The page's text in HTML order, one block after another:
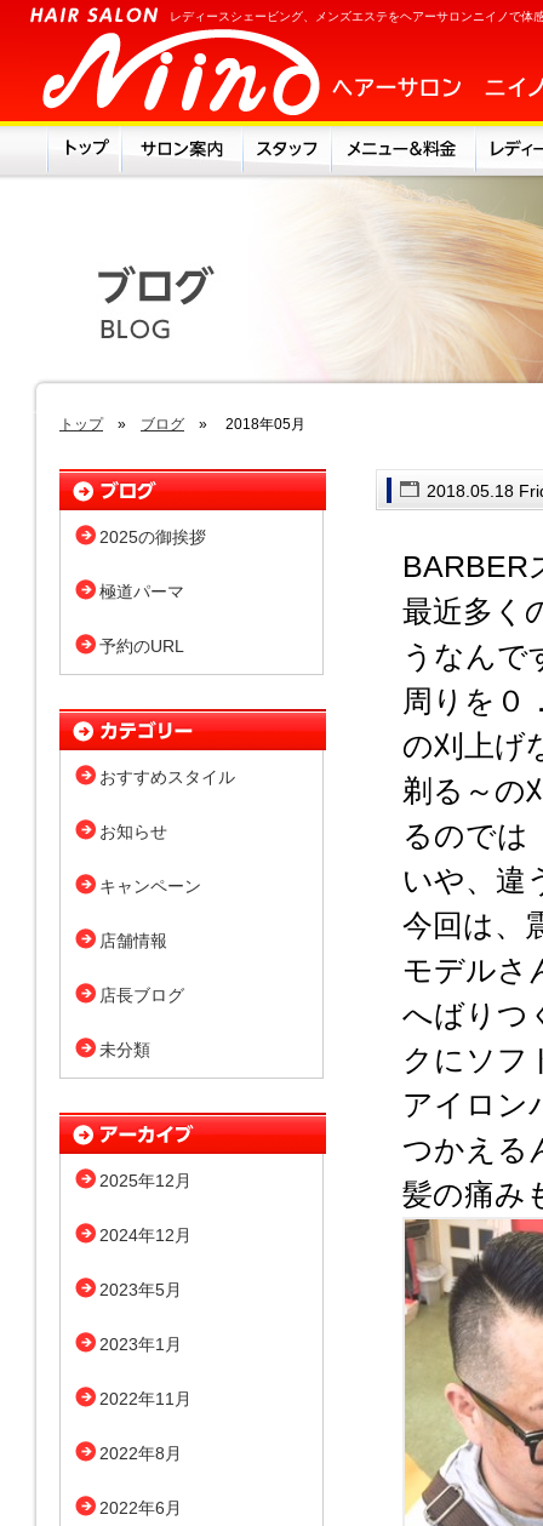
レディースシェービング、メンズエステをヘアーサロンニイノで体
トップ» ブログ » 2018年05月
2018.05.18
BARBER
最近多く
うなんで
周りを０
の刈上げ
剃る～の
るのでは
いや、違
今回は、
モデルさ
へばりつ
クにソフ
アイロン
つかえる
髪の痛み
2025の御挨拶
極道パーマ
予約のURL
おすすめスタイル
お知らせ
キャンペーン
店舗情報
店長ブログ
未分類
2025年12月
2024年12月
2023年5月
2023年1月
2022年11月
2022年8月
2022年6月